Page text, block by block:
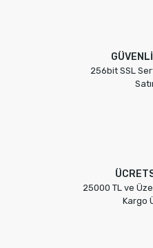
256bit SSL
25000 TL ve
Kargo